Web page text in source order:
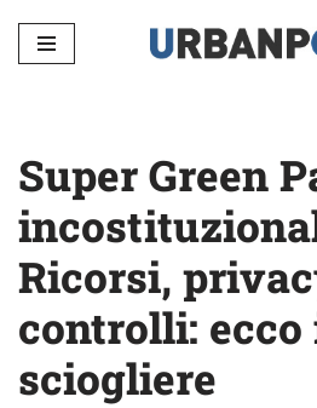
Vai
Super Green
Ricorsi,
controlli: ecco
sciogliere